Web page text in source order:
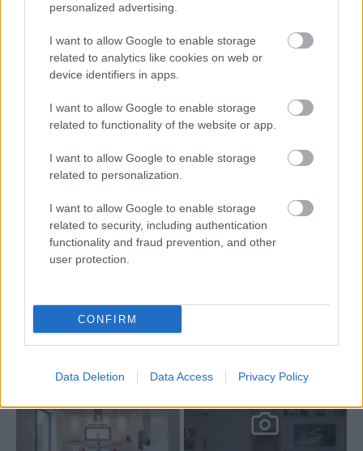
personalized advertising.
I want to allow Google to enable storage
related to analytics like cookies on web or
device identifiers in apps.
I want to allow Google to enable storage
related to functionality of the website or app.
I want to allow Google to enable storage
related to personalization.
I want to allow Google to enable storage
related to security, including authentication
functionality and fraud prevention, and other
user protection.
CONFIRM
Data Deletion Data Access Privacy Policy